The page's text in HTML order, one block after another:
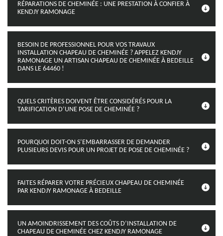
RÉPARATIONS DE CHEMINÉE : UNE PRESTATION À CONFIER À
KENDJY RAMONAGE
BESOIN DE PROFESSIONNEL POUR VOS TRAVAUX
INSTALLATION CHAPEAU DE CHEMINÉE ? APPELEZ KENDJY
RAMONAGE UN ARTISAN CHAPEAU DE CHEMINÉE À BEDEILLE
DANS LE 64460 !
QUELS CRITÈRES DOIVENT ÊTRE CONSIDÉRÉS POUR LA
TARIFICATION D’UNE POSE DE CHEMINÉE ?
POURQUOI DOIT-ON S’EMBARRASSER DE DEMANDER
PLUSIEURS DEVIS POUR UN PROJET DE POSE DE CHEMINÉE ?
FAITES RÉPARER VOTRE PRÉCIEUX CHAPEAU DE CHEMINÉE
PAR KENDJY RAMONAGE À BEDEILLE
UN AMOINDRISSEMENT DES COÛTS D’INSTALLATION DE
CHAPEAU DE CHEMINÉE CHEZ KENDJY RAMONAGE